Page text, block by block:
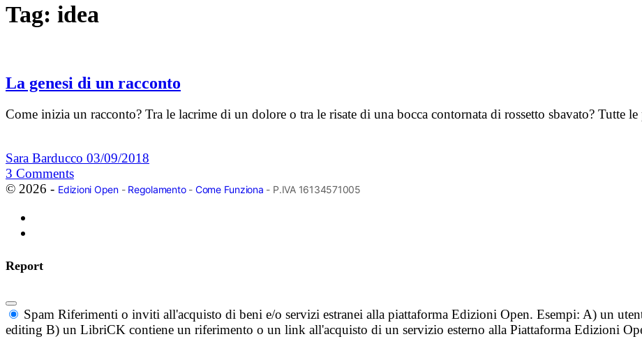
Tag: idea
La genesi di un racconto
Come inizia un racconto? Tra le lacrime di un dolore o tra le risate di una bocca contornata di rossetto sbavato? Tutte
Sara Barducco 03/09/2018
3 Comments
© 2026 - Edizioni Open- Regolamento- Come Funziona - P.IVA 16134571005
Report
Spam Riferimenti o inviti all'acquisto di beni e/o servizi estranei alla piattaforma Edizioni Open. Esempi: A) un
editing B) un LibriCK contiene un riferimento o un link all'acquisto di un servizio esterno alla Piattaforma Edizioni